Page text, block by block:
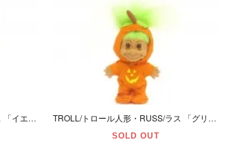
TROLL/トロール人形・RUSS/ラス 「イエロー/L/女の子/ドレス/可動」 TROLL/トロール人形・RUSS/ラス 「グリーン/M/パンプキン・ジャックオーランタン」
SOLD OUT